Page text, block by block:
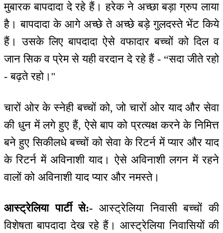
मुबारक बापदादा दे रहे हैं। हरेक ने अच्छा बड़ा ग्रुप लाया
है। बापदादा के आगे अच्छे ते अच्छे बड़े गुलदस्ते भेंट किये
हैं। उसके लिए बापदादा ऐसे वफादार बच्चों को दिल व
जान सिक व प्रेम से यही वरदान दे रहे हैं - “सदा जीते रहो
- बढ़ते रहो।''
चारों ओर के स्नेही बच्चों को, जो चारों ओर याद और सेवा
की धुन में लगे हुए हैं, ऐसे बाप को प्रत्यक्ष करने के निमित्त
बने हुए सिकीलधे बच्चों को सेवा के रिटर्न में प्यार और याद
के रिटर्न में अविनाशी याद। ऐसे अविनाशी लगन में रहने
वालों को अविनाशी याद प्यार और नमस्ते।
आस्ट्रेलिया पार्टी से:- आस्ट्रेलिया निवासी बच्चों की
विशेषता बापदादा देख रहे हैं। आस्ट्रेलिया निवासियों की